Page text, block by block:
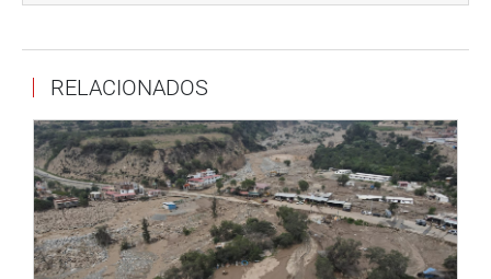
con el objetivo de fortalecer la formación especializada y
contribuir a una atención integral desde la etapa de
gestación.
Durante el encuentro también se destacó que muchas
complicaciones maternas, fetales y neonatales podrían
prevenirse mediante diagnósticos oportunos y una
atención médica especializada adecuada, razón por la
RELACIONADOS